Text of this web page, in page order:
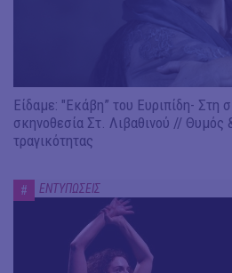
Είδαμε: "Εκάβη” του Ευριπίδη- Στη
σκηνοθεσία Στ. Λιβαθινού // Θυμός
τραγικότητας
# ΕΝΤΥΠΩΣΕΙΣ